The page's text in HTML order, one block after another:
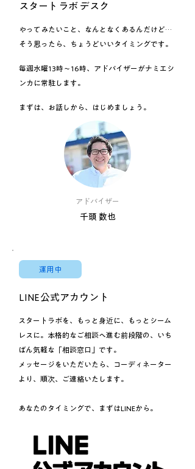
スタートラボ デスク
やってみたいこと、なんとなくあるんだけど…
そう思ったら、ちょうどいいタイミングです。
毎週水曜13時～16時、アドバイザーがナミエシ
ンカに常駐します。
まずは、お話しから、はじめましょう。
アドバイザー
千頭 数也
運用中
LINE公式アカウント
スタートラボを、もっと身近に、もっとシーム
レスに。 本格的なご相談へ進む前段階の、いち
ばん気軽な「相談窓口」です。
メッセージをいただいたら、コーディネーター
より、順次、ご連絡いたします。
あなたのタイミングで、まずはLINEから。